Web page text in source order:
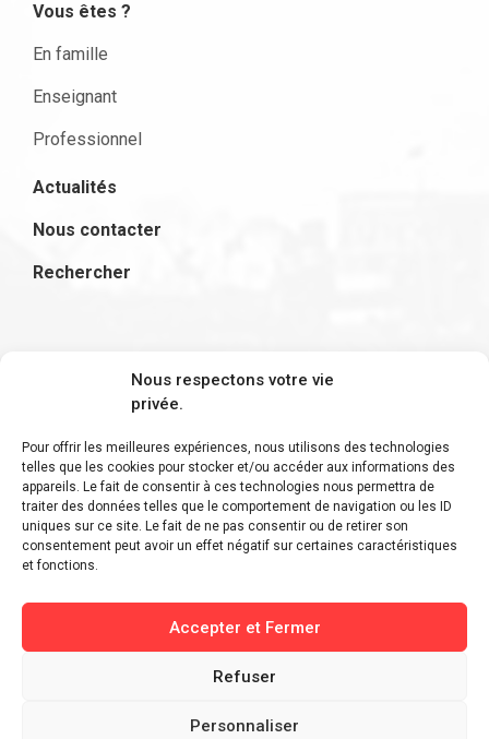
Nous respectons votre vie
privée.
Pour offrir les meilleures expériences, nous utilisons des technologies
telles que les cookies pour stocker et/ou accéder aux informations des
appareils. Le fait de consentir à ces technologies nous permettra de
traiter des données telles que le comportement de navigation ou les ID
uniques sur ce site. Le fait de ne pas consentir ou de retirer son
consentement peut avoir un effet négatif sur certaines caractéristiques
et fonctions.
Accepter et Fermer
Refuser
Personnaliser
Vous êtes ?
En famille
Enseignant
Professionnel
Actualités
Nous contacter
Rechercher
S'inscrire à la newsletter
Restez informé des derniers ajouts et des
dernières actualités !